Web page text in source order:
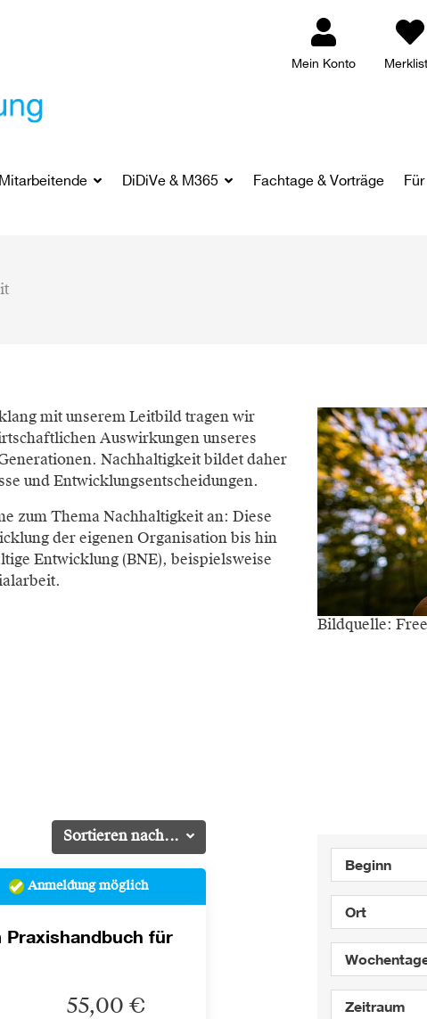
Mein Konto
DiDiVe & M365 Fachtage & Vorträge
mit unserem Leitbild tragen wir
Auswirkungen unseres
Nachhaltigkeit bildet daher
und Entwicklungsentscheidungen.
zum Thema Nachhaltigkeit an: Diese
der eigenen Organisation bis hin
Entwicklung (BNE), beispielsweise
Bildquelle:
Sortieren nach...
Anmeldung möglich
Praxishandbuch für
55,00 €
Beginn
Ort
Zeitraum